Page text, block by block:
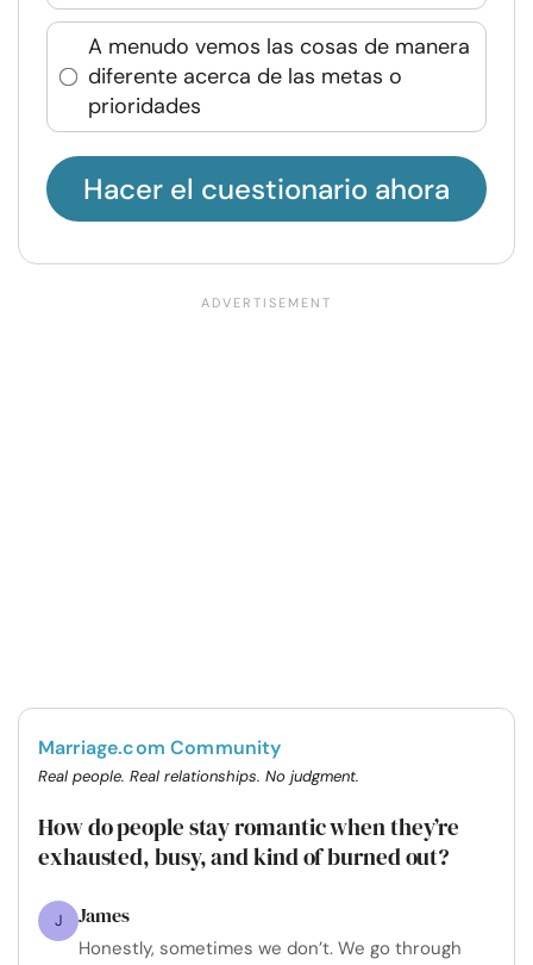
A menudo vemos las cosas de manera
diferente acerca de las metas o
prioridades
Hacer el cuestionario ahora
Marriage.com Community
Real people. Real relationships. No judgment.
How do people stay romantic when they’re
exhausted, busy, and kind of burned out?
J James
Honestly, sometimes we don’t. We go through